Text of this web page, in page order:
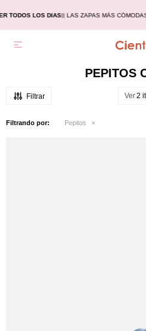
TODOS LOS DIAS|| LAS ZAPAS MÁS CÓMODAS

PEPITOS
Ver
Filtrando por: Pepitos